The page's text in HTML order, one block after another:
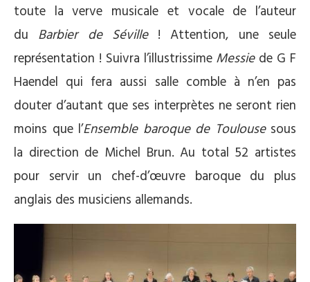
toute la verve musicale et vocale de l’auteur
du Barbier de Séville! Attention, une seule
représentation ! Suivra l’illustrissime Messiede G F
Haendel qui fera aussi salle comble à n’en pas
douter d’autant que ses interprètes ne seront rien
moins que l’Ensemble baroque de Toulousesous
la direction de Michel Brun. Au total 52 artistes
pour servir un chef-d’œuvre baroque du plus
anglais des musiciens allemands.